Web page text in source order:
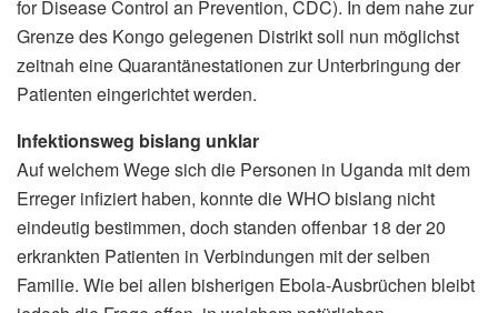
for Disease Control an Prevention, CDC). In dem nahe zur
Grenze des Kongo gelegenen Distrikt soll nun möglichst
zeitnah eine Quarantänestationen zur Unterbringung der
Patienten eingerichtet werden.
Infektionsweg bislang unklar
Auf welchem Wege sich die Personen in Uganda mit dem
Erreger infiziert haben, konnte die WHO bislang nicht
eindeutig bestimmen, doch standen offenbar 18 der 20
erkrankten Patienten in Verbindungen mit der selben
Familie. Wie bei allen bisherigen Ebola-Ausbrüchen bleibt